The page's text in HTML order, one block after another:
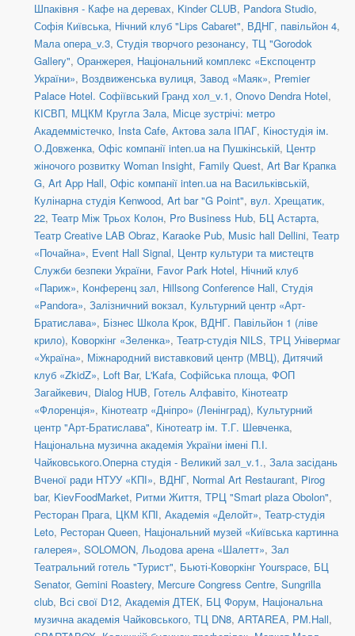
Шпаківня - Кафе на деревах, Kinder CLUB, Pandora Studio,
Софія Київська, Нічний клуб "Lips Cabaret", ВДНГ, павільйон 4,
Мала опера_v.3, Студія творчого резонансу, ТЦ "Gorodok
Gallery", Оранжерея, Національний комплекс «Експоцентр
України», Воздвиженська вулиця, Завод «Маяк», Premier
Palace Hotel. Софіївський Гранд хол_v.1, Onovo Dendra Hotel,
КІСВП, МЦКМ Кругла Зала, Місце зустрічі: метро
Академмістечко, Insta Cafe, Актова зала ІПАГ, Кіностудія ім.
О.Довженка, Офіс компанії inten.ua на Пушкінській, Центр
жіночого розвитку Woman Insight, Family Quest, Art Bar Крапка
G, Art App Hall, Офіс компанії inten.ua на Васильківській,
Кулінарна студія Kenwood, Art bar "G Point", вул. Хрещатик,
22, Театр Між Трьох Колон, Pro Business Hub, БЦ Астарта,
Театр Creative LAB Obraz, Karaoke Pub, Music hall Dellini, Театр
«Почайна», Event Hall Signal, Центр культури та мистецтв
Служби безпеки України, Favor Park Hotel, Нічний клуб
«Париж», Конференц зал, Hillsong Conference Hall, Студія
«Pandora», Залізничний вокзал, Культурний центр «Арт-
Братислава», Бізнес Школа Крок, ВДНГ. Павільйон 1 (ліве
крило), Коворкінг «Зеленка», Театр-студія NILS, ТРЦ Універмаг
«Україна», Міжнародний виставковий центр (МВЦ), Дитячий
клуб «ZkidZ», Loft Bar, L'Kafa, Софійська площа, ФОП
Загайкевич, Dialog HUB, Готель Алфавіто, Кінотеатр
«Флоренція», Кінотеатр «Дніпро» (Ленінград), Культурний
центр "Арт-Братислава", Кінотеатр ім. Т.Г. Шевченка,
Національна музична академія України імені П.І.
Чайковського.Оперна студія - Великий зал_v.1., Зала засідань
Вченої ради НТУУ «КПІ», ВДНГ, Normal Art Restaurant, Pirog
bar, KievFoodMarket, Ритми Життя, ТРЦ "Smart plaza Obolon",
Ресторан Прага, ЦКМ КПІ, Академія «Делойт», Театр-студія
Leto, Ресторан Queen, Національний музей «Київська картинна
галерея», SOLOMON, Льодова арена «Шалетт», Зал
Театральний готель "Турист", Бьюті-Коворкінг Yourspace, БЦ
Senator, Gemini Roastery, Mercure Congress Centre, Sungrilla
club, Всі свої D12, Академія ДТЕК, БЦ Форум, Національна
музична академія Чайковського, ТЦ DN8, ARTAREA, PM.Hall,